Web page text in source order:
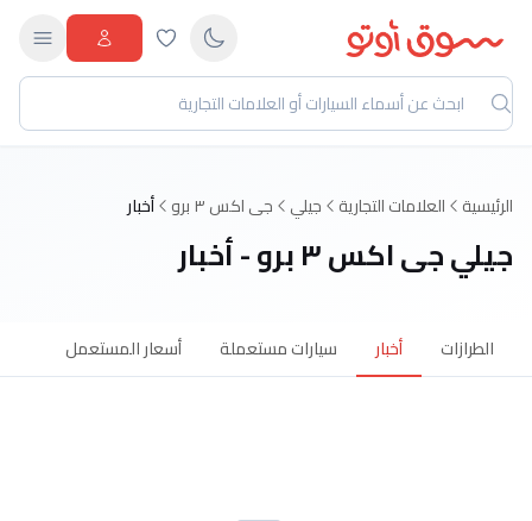
الرئيسية العلامات التجارية جيلي جى اكس ٣ برو أخبار
جيلي جى اكس ٣ برو - أخبار
الطرازات أخبار سيارات مستعملة أسعار المستعمل